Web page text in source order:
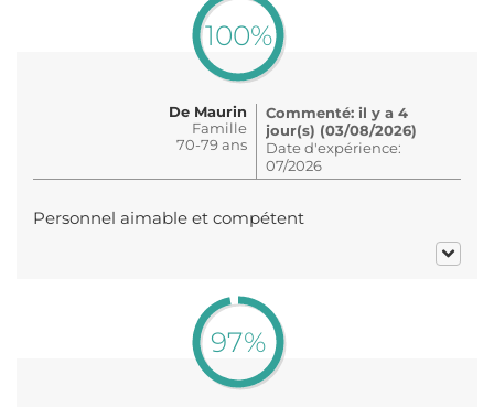
100%
De Maurin
Famille
70-79 ans
Commenté: il y a 4
jour(s) (03/08/2026)
Date d'expérience:
07/2026
Personnel aimable et compétent
97%